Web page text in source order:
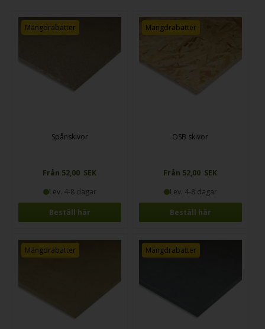
Mängdrabatter
Spånskivor
Från 52,00 SEK
Lev. 4-8 dagar
Beställ här
Mängdrabatter
OSB skivor
Från 52,00 SEK
Lev. 4-8 dagar
Beställ här
Mängdrabatter Mängdrabatter